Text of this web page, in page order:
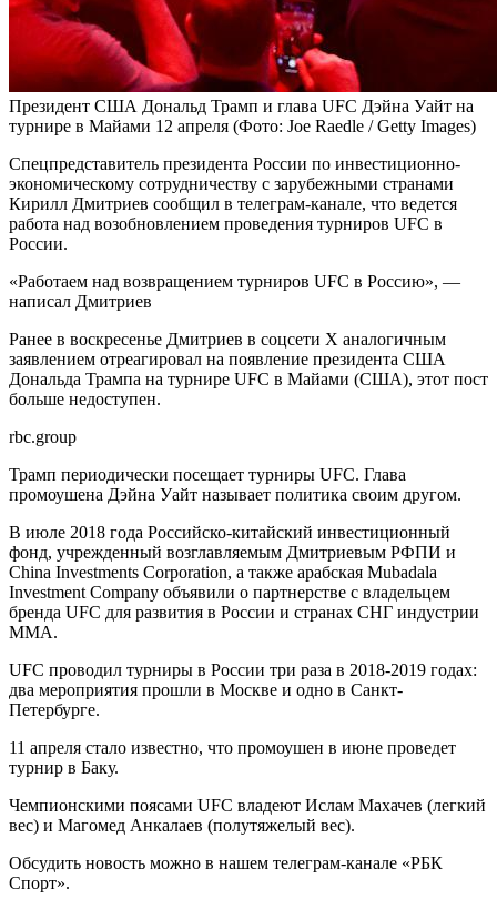
Президент США Дональд Трамп и глава UFC Дэйна Уайт на
турнире в Майами 12 апреля (Фото: Joe Raedle / Getty Images)
Спецпредставитель президента России по инвестиционно-
экономическому сотрудничеству с зарубежными странами
Кирилл Дмитриев сообщил в телеграм-канале, что ведется
работа над возобновлением проведения турниров UFC в
России.
«Работаем над возвращением турниров UFC в Россию», —
написал Дмитриев
Ранее в воскресенье Дмитриев в соцсети X аналогичным
заявлением отреагировал на появление президента США
Дональда Трампа на турнире UFC в Майами (США), этот пост
больше недоступен.
rbc.group
Трамп периодически посещает турниры UFC. Глава
промоушена Дэйна Уайт называет политика своим другом.
В июле 2018 года Российско-китайский инвестиционный
фонд, учрежденный возглавляемым Дмитриевым РФПИ и
China Investments Corporation, а также арабская Mubadala
Investment Company объявили о партнерстве с владельцем
бренда UFC для развития в России и странах СНГ индустрии
MMA.
UFC проводил турниры в России три раза в 2018-2019 годах:
два мероприятия прошли в Москве и одно в Санкт-
Петербурге.
11 апреля стало известно, что промоушен в июне проведет
турнир в Баку.
Чемпионскими поясами UFC владеют Ислам Махачев (легкий
вес) и Магомед Анкалаев (полутяжелый вес).
Обсудить новость можно в нашем телеграм-канале «РБК
Спорт».